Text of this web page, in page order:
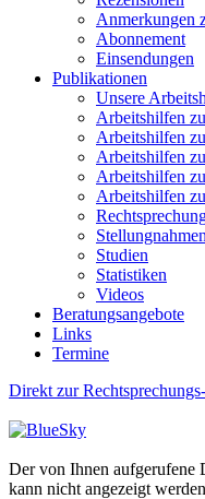
Anmerkungen
Abonnement
Einsendungen
Publikationen
Unsere
Arbeitshilfen
Arbeitshilfen
Arbeitshilfen
Arbeitshilfen
Arbeitshilfen
Stellungnahmen
Studien
Statistiken
Videos
Beratungsangebote
Links
Termine
Direkt zur
Der von Ihnen aufgerufene
kann nicht angezeigt werden